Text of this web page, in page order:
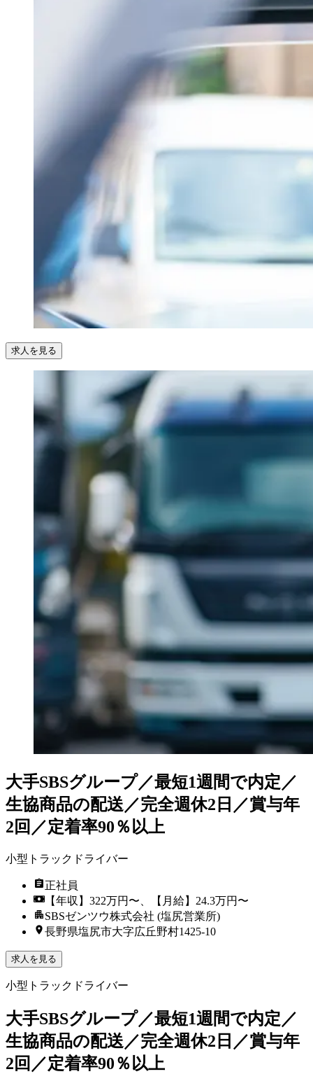
求人を見る
大手SBSグループ／最短1週間で内定／
生協商品の配送／完全週休2日／賞与年
2回／定着率90％以上
小型トラックドライバー
正社員
【年収】322万円〜、【月給】24.3万円〜
SBSゼンツウ株式会社 (塩尻営業所)
長野県塩尻市大字広丘野村1425-10
求人を見る
小型トラックドライバー
大手SBSグループ／最短1週間で内定／
生協商品の配送／完全週休2日／賞与年
2回／定着率90％以上